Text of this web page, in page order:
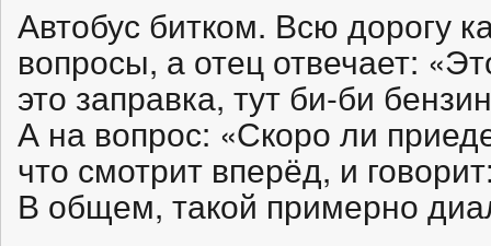
Автобус битком. Всю дорогу
вопросы, а отец отвечает:
это заправка, тут би-би
А на вопрос: «Скоро ли
что смотрит вперёд, и
В общем, такой примерно